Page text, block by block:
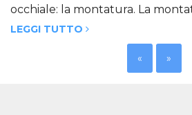
occhiale: la montatura. La
LEGGI TUTTO
« »